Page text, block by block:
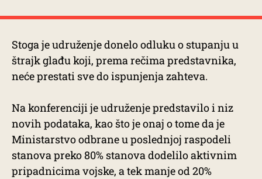
Stoga je udruženje donelo odluku o stupanju u
štrajk glađu koji, prema rečima predstavnika,
nećeprestati sve do ispunjenja zahteva.
Na konferenciji je udruženje predstavilo i niz
novih podataka, kao što je onaj o tome da je
Ministarstvo odbrane u poslednjoj raspodeli
stanova preko 80% stanova dodelilo aktivnim
pripadnicima vojske, a tek manje od 20%